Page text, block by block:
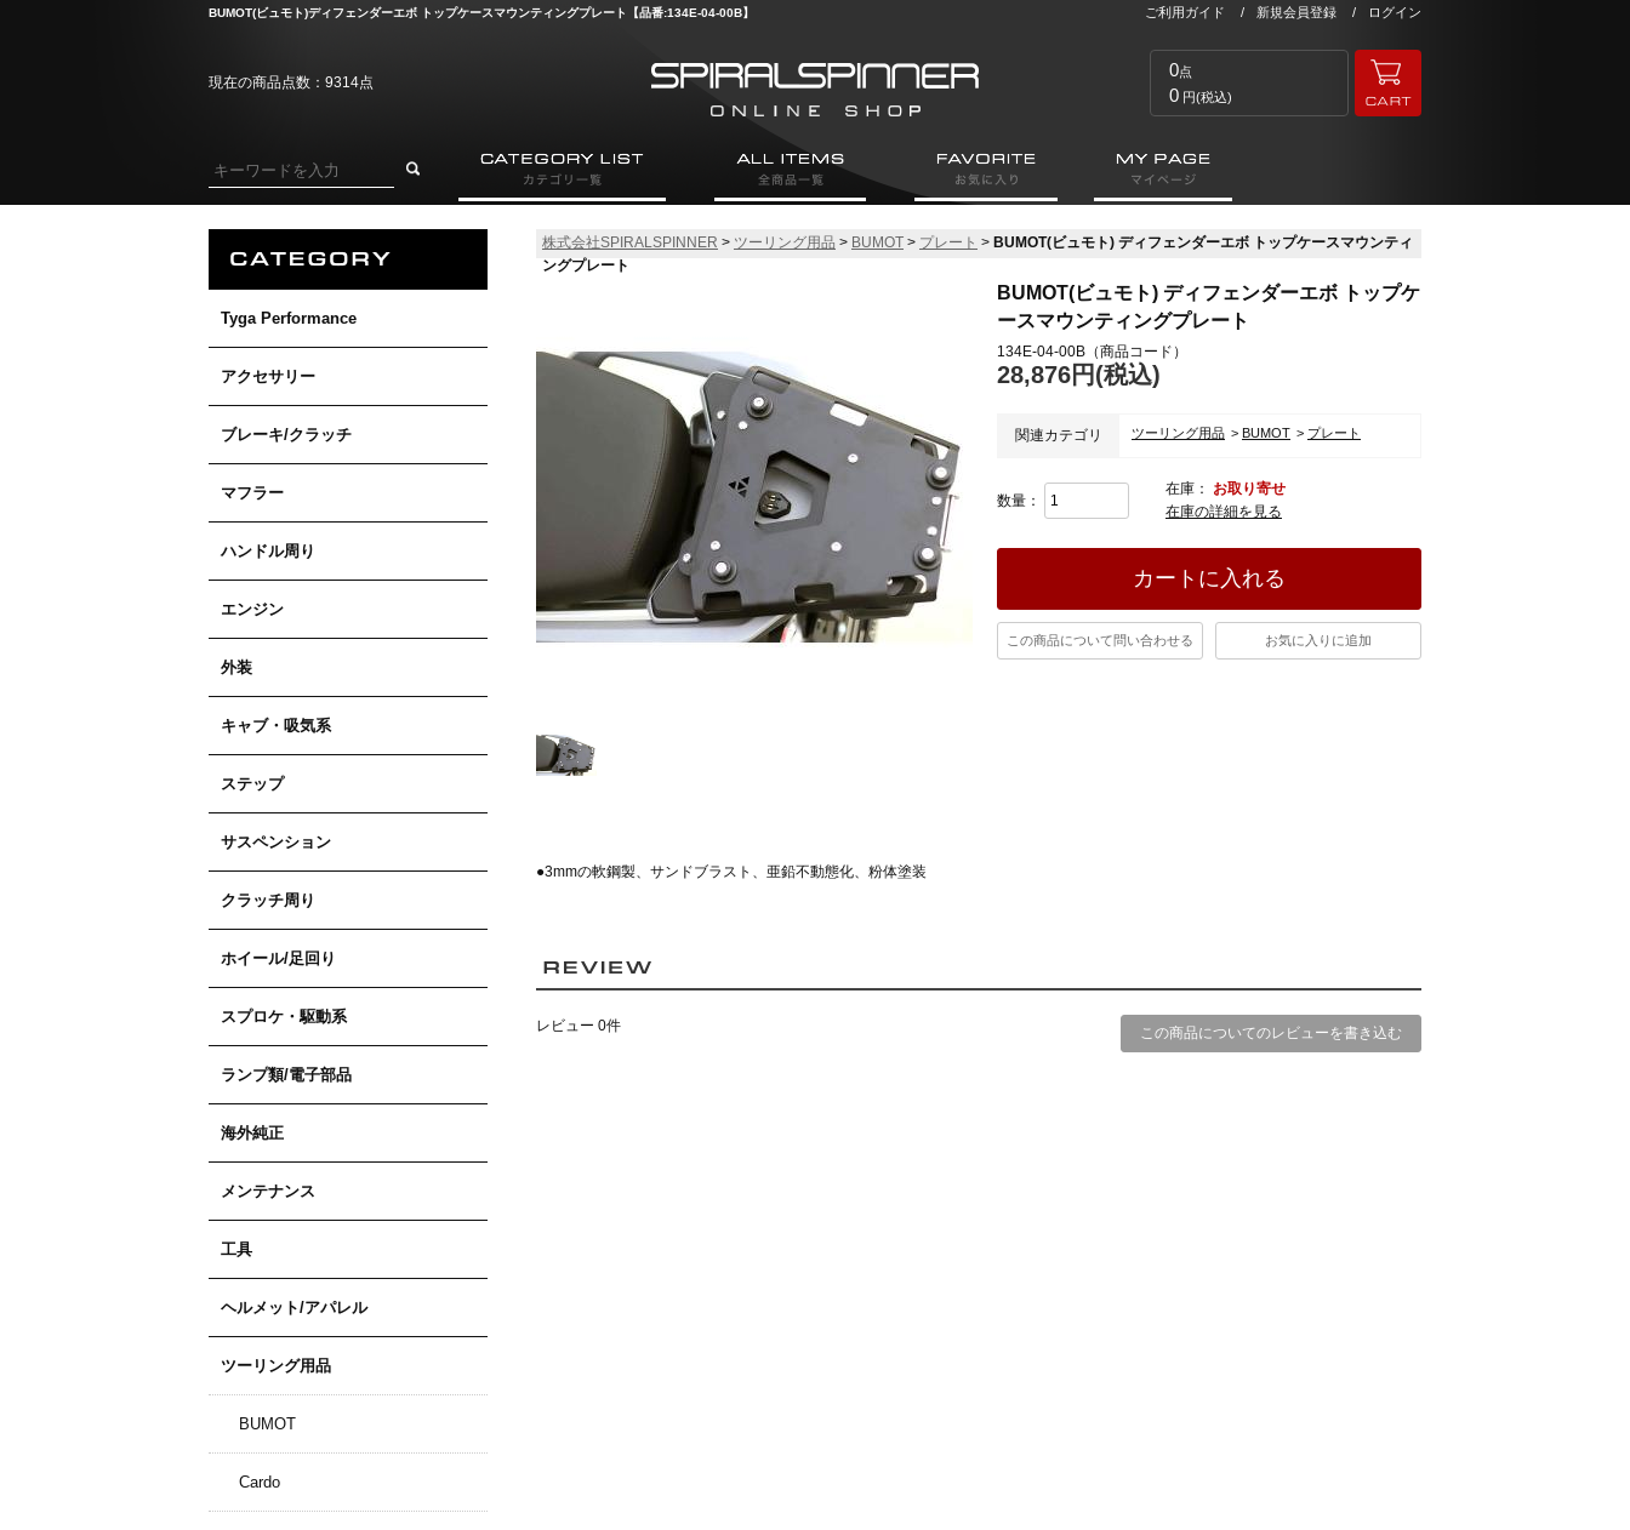
BUMOT(ビュモト)ディフェンダーエボ トップケースマウンティングプレート【品番:134E-04-00B】 ご利用ガイド 新規会員登録 ログイン
現在の商品点数：9314点
0点
0 円(税込)
Tyga Performance
アクセサリー
ブレーキ/クラッチ
マフラー
ハンドル周り
エンジン
外装
キャブ・吸気系
ステップ
サスペンション
クラッチ周り
ホイール/足回り
スプロケ・駆動系
ランプ類/電子部品
海外純正
メンテナンス
工具
ヘルメット/アパレル
ツーリング用品
BUMOT
Cardo
株式会社SPIRALSPINNER > ツーリング用品 > BUMOT > プレート > BUMOT(ビュモト) ディフェンダーエボ トップケースマウンティ
ングプレート
BUMOT(ビュモト) ディフェンダーエボ トップケ
ースマウンティングプレート
134E-04-00B （商品コード）
28,876円(税込)
関連カテゴリ ツーリング用品 BUMOT プレート
数量：
在庫： お取り寄せ
在庫の詳細を見る
カートに入れる
この商品について問い合わせる お気に入りに追加
●3mmの軟鋼製、サンドブラスト、亜鉛不動態化、粉体塗装
レビュー 0件 この商品についてのレビューを書き込む